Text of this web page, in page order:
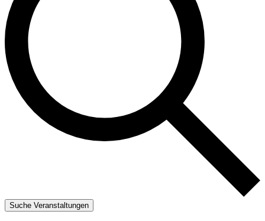
Suche Veranstaltungen